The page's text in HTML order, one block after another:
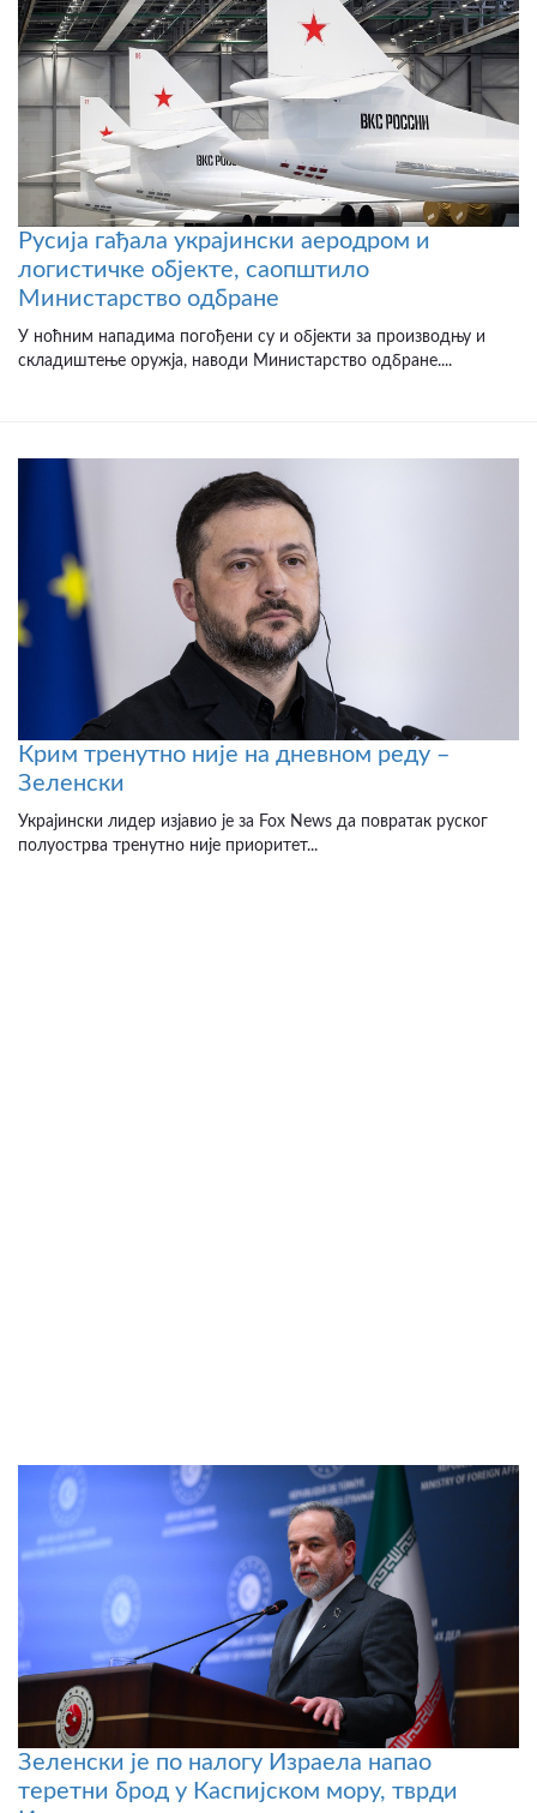
Русија гађала украјински аеродром и
логистичке објекте, саопштило
Министарство одбране
У ноћним нападима погођени су и објекти за производњу и
складиштење оружја, наводи Министарство одбране....
Крим тренутно није на дневном реду –
Зеленски
Украјински лидер изјавио је за Fox News да повратак руског
полуострва тренутно није приоритет...
Зеленски је по налогу Израела напао
теретни брод у Каспијском мору, тврди